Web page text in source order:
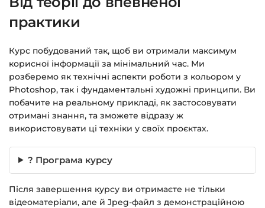
чат на сайті.
практики
Курс побудований так, щоб ви отримали максимум
корисної інформації за мінімальний час. Ми
розберемо як технічні аспекти роботи з кольором у
Photoshop, так і фундаментальні художні принципи. Ви
побачите на реальному прикладі, як застосовувати
отримані знання, та зможете відразу ж
використовувати ці техніки у своїх проєктах.
? Програма курсу
Після завершення курсу ви отримаєте не тільки
відеоматеріали, але й Jpeg-файл з демонстраційною